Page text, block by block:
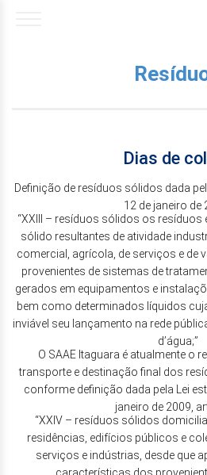
Dias de
Definição de resíduos sólidos dada
12 de janeiro de
“XXIII – resíduos sólidos os
sólido resultantes de atividade
comercial, agrícola, de serviços e de
provenientes de sistemas de
gerados em equipamentos e
bem como determinados líquidos
inviável seu lançamento na rede
d’água;”
O SAAE Itaguara é atualmente o
transporte e destinação final dos
conforme definição dada pela Lei
janeiro de 2009,
“XXIV – resíduos sólidos
residências, edifícios públicos e
serviços e indústrias, desde que